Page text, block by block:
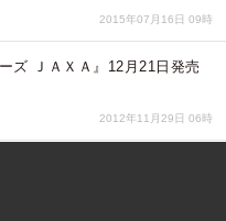
2015年07月16日 09時
ズ ＪＡＸＡ』12月21日発売
2012年11月29日 06時